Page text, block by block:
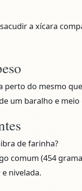
a xícara
perto do mesmo
um baralho e meio
de farinha?
comum (454
nivelada.